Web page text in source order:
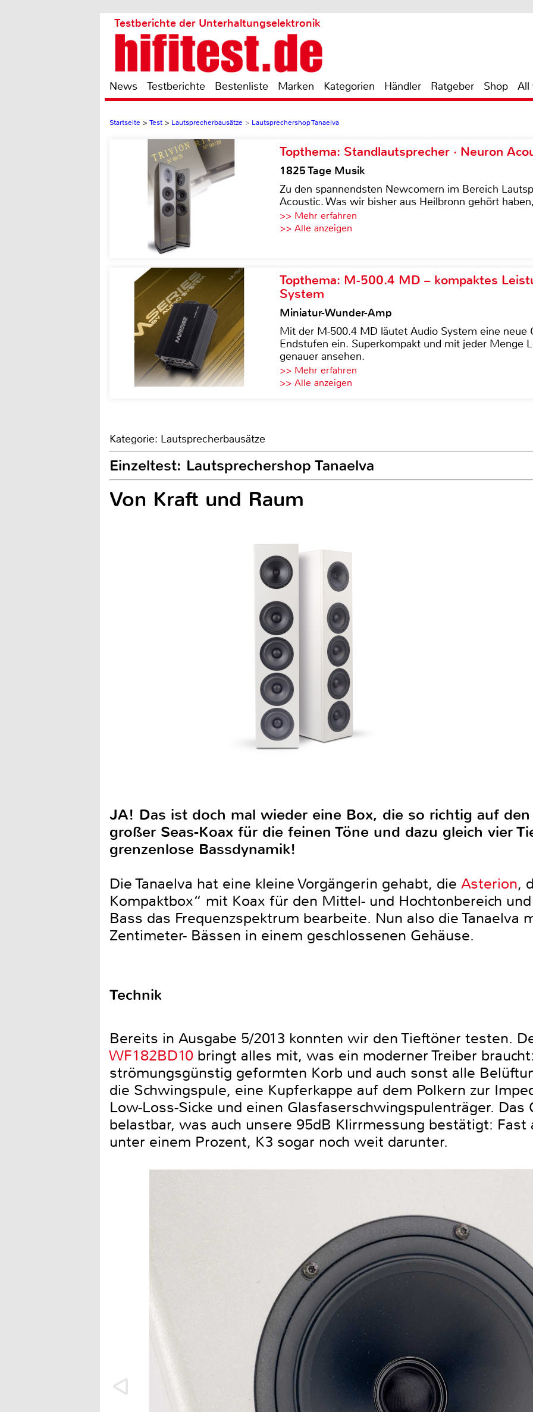
Testberichte der Unterhaltungselektronik
News Testberichte Bestenliste Marken Kategorien Händler Ratgeber Shop All
Startseite > Test > Lautsprecherbausätze > Lautsprechershop Tanaelva
Topthema: Standlautsprecher · Neuron
1825 Tage Musik
Zu den spannendsten Newcomern im Bereich
Acoustic. Was wir bisher aus Heilbronn gehört
>> Mehr erfahren
>> Alle anzeigen
Topthema: M-500.4 MD – kompaktes
System
Miniatur-Wunder-Amp
Mit der M-500.4 MD läutet Audio System eine neue
Endstufen ein. Superkompakt und mit jeder Menge
genauer ansehen.
>> Mehr erfahren
>> Alle anzeigen
Kategorie: Lautsprecherbausätze
Einzeltest: Lautsprechershop Tanaelva
Von Kraft und Raum
JA! Das ist doch mal wieder eine Box, die so richtig auf
großer Seas-Koax für die feinen Töne und dazu gleich vier
grenzenlose Bassdynamik!
Die Tanaelva hat eine kleine Vorgängerin gehabt, die Asterion,
Kompaktbox“ mit Koax für den Mittel- und Hochtonbereich
Bass das Frequenzspektrum bearbeite. Nun also die Tanaelva
Zentimeter- Bässen in einem geschlossenen Gehäuse.
Technik
Bereits in Ausgabe 5/2013 konnten wir den Tieftöner testen.
WF182BD10 bringt alles mit, was ein moderner Treiber
strömungsgünstig geformten Korb und auch sonst alle
die Schwingspule, eine Kupferkappe auf dem Polkern zur
Low-Loss-Sicke und einen Glasfaserschwingspulenträger. Das
belastbar, was auch unsere 95dB Klirrmessung bestätigt: Fast
unter einem Prozent, K3 sogar noch weit darunter.